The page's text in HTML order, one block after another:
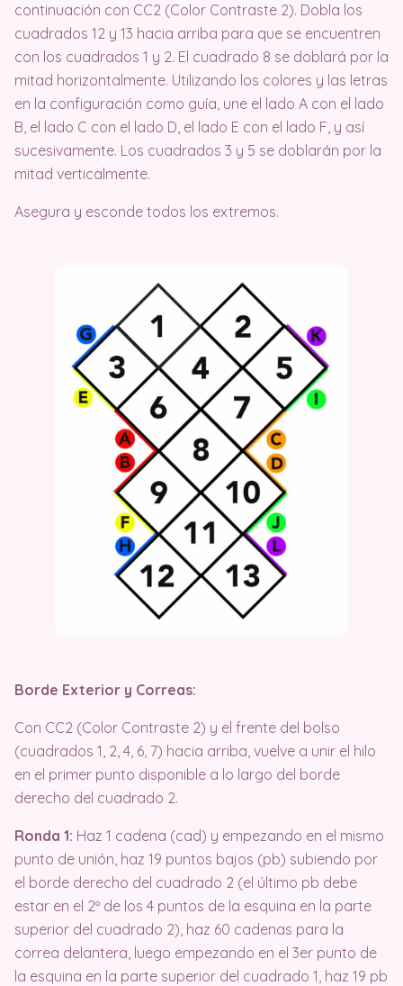
continuación con CC2 (Color Contraste 2). Dobla los
cuadrados 12 y 13 hacia arriba para que se encuentren
con los cuadrados 1 y 2. El cuadrado 8 se doblará por la
mitad horizontalmente. Utilizando los colores y las letras
en la configuración como guía, une el lado A con el lado
B, el lado C con el lado D, el lado E con el lado F, y así
sucesivamente. Los cuadrados 3 y 5 se doblarán por la
mitad verticalmente.
Asegura y esconde todos los extremos.
Borde Exterior y Correas:
Con CC2 (Color Contraste 2) y el frente del bolso
(cuadrados 1, 2, 4, 6, 7) hacia arriba, vuelve a unir el hilo
en el primer punto disponible a lo largo del borde
derecho del cuadrado 2.
Ronda 1: Haz 1 cadena (cad) y empezando en el mismo
punto de unión, haz 19 puntos bajos (pb) subiendo por
el borde derecho del cuadrado 2 (el último pb debe
estar en el 2º de los 4 puntos de la esquina en la parte
superior del cuadrado 2), haz 60 cadenas para la
correa delantera, luego empezando en el 3er punto de
la esquina en la parte superior del cuadrado 1, haz 19 pb